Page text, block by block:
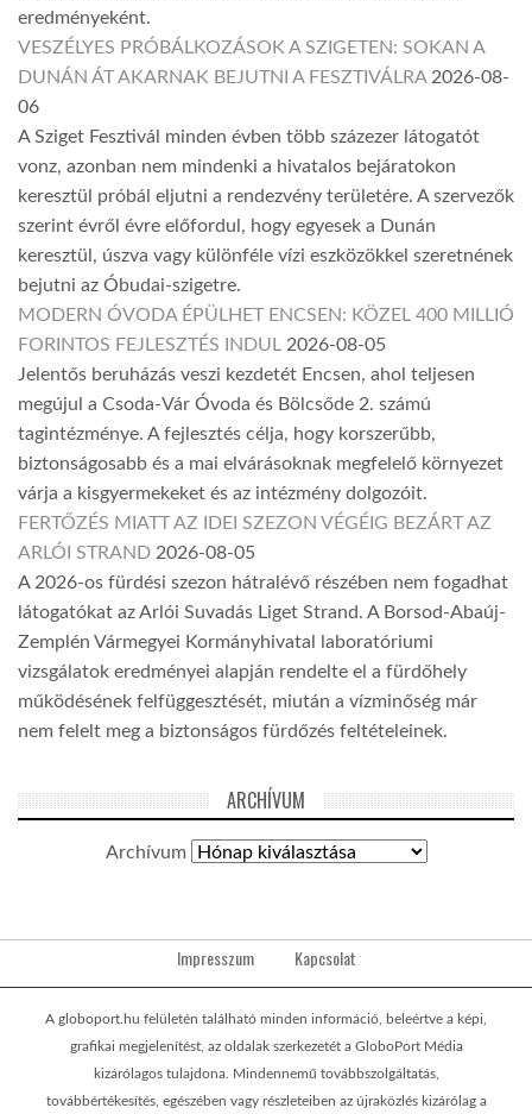
eredményeként.
VESZÉLYES PRÓBÁLKOZÁSOK A SZIGETEN: SOKAN A
DUNÁN ÁT AKARNAK BEJUTNI A FESZTIVÁLRA 2026-08-
06
A Sziget Fesztivál minden évben több százezer látogatót
vonz, azonban nem mindenki a hivatalos bejáratokon
keresztül próbál eljutni a rendezvény területére. A szervezők
szerint évről évre előfordul, hogy egyesek a Dunán
keresztül, úszva vagy különféle vízi eszközökkel szeretnének
bejutni az Óbudai-szigetre.
MODERN ÓVODA ÉPÜLHET ENCSEN: KÖZEL 400 MILLIÓ
FORINTOS FEJLESZTÉS INDUL 2026-08-05
Jelentős beruházás veszi kezdetét Encsen, ahol teljesen
megújul a Csoda-Vár Óvoda és Bölcsőde 2. számú
tagintézménye. A fejlesztés célja, hogy korszerűbb,
biztonságosabb és a mai elvárásoknak megfelelő környezet
várja a kisgyermekeket és az intézmény dolgozóit.
FERTŐZÉS MIATT AZ IDEI SZEZON VÉGÉIG BEZÁRT AZ
ARLÓI STRAND 2026-08-05
A 2026-os fürdési szezon hátralévő részében nem fogadhat
látogatókat az Arlói Suvadás Liget Strand. A Borsod-Abaúj-
Zemplén Vármegyei Kormányhivatal laboratóriumi
vizsgálatok eredményei alapján rendelte el a fürdőhely
működésének felfüggesztését, miután a vízminőség már
nem felelt meg a biztonságos fürdőzés feltételeinek.
ARCHÍVUM
Archívum
Impresszum Kapcsolat
A globoport.hu felületén található minden információ, beleértve a képi,
grafikai megjelenítést, az oldalak szerkezetét a GloboPort Média
kizárólagos tulajdona. Mindennemű továbbszolgáltatás,
továbbértékesítés, egészében vagy részleteiben az újraközlés kizárólag a